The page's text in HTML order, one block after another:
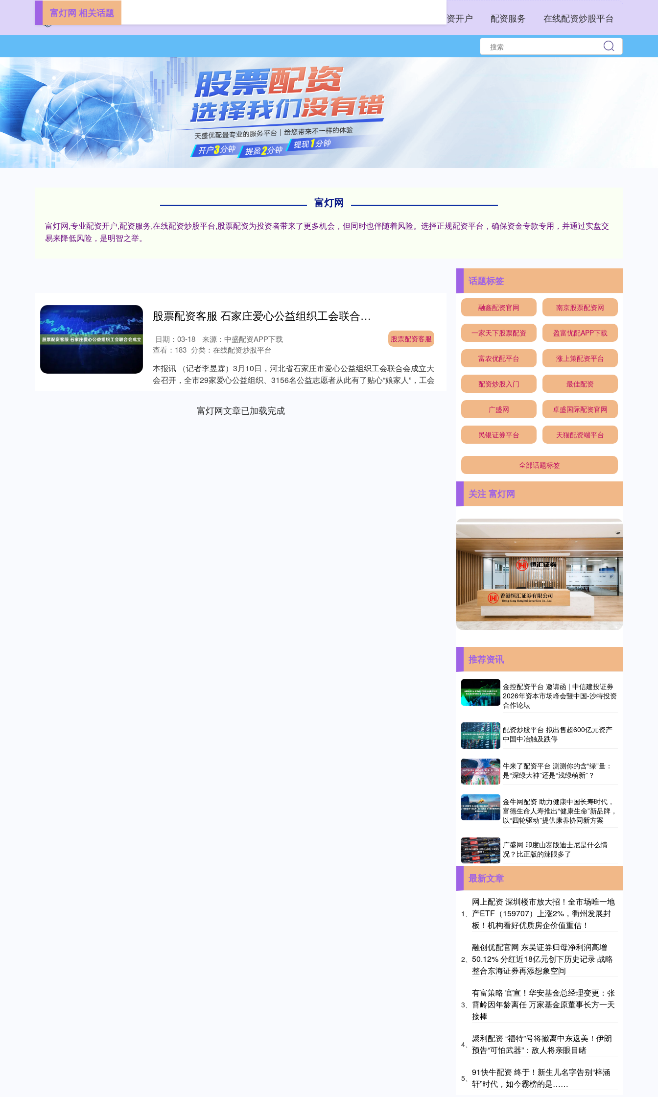
专业配资开户 配资服务 在线配资炒股平台
富灯网
富灯网,专业配资开户,配资服务,在线配资炒股平台,股票配资为投资者带来了更多机会，但同时也伴随着风险。选择正规配资平台，确保资金专款专用，并通过实盘交
易来降低风险，是明智之举。
富灯网 相关话题
股票配资客服 石家庄爱心公益组织工会联合会成立
股票配资客服
日期：03-18
来源：中盛配资APP下载
查看： 183 分类： 在线配资炒股平台
本报讯 （记者李昱霖）3月10日，河北省石家庄市爱心公益组织工会联合会成立大
会召开，全市29家爱心公益组织、3156名公益志愿者从此有了贴心“娘家人”，工会
富灯网文章已加载完成
话题标签
融鑫配资官网 南京股票配资网
一家天下股票配资 盈富忧配APP下载
富农优配平台 涨上策配资平台
配资炒股入门 最佳配资
广盛网 卓盛国际配资官网
民银证券平台 天猫配资端平台
全部话题标签
关注 富灯网
推荐资讯
金控配资平台 邀请函 | 中信建投证券
2026年资本市场峰会暨中国-沙特投资
合作论坛
配资炒股平台 拟出售超600亿元资产
中国中冶触及跌停
牛来了配资平台 测测你的含“绿”量：
是“深绿大神”还是“浅绿萌新”？
金牛网配资 助力健康中国长寿时代，
富德生命人寿推出“健康生命”新品牌，
以“四轮驱动”提供康养协同新方案
广盛网 印度山寨版迪士尼是什么情
况？比正版的辣眼多了
最新文章
1、
网上配资 深圳楼市放大招！全市场唯一地
产ETF（159707）上涨2%，衢州发展封
板！机构看好优质房企价值重估！
2、
融创优配官网 东吴证券归母净利润高增
50.12% 分红近18亿元创下历史记录 战略
整合东海证券再添想象空间
3、
有富策略 官宣！华安基金总经理变更：张
霄岭因年龄离任 万家基金原董事长方一天
接棒
4、
聚利配资 “福特”号将撤离中东返美！伊朗
预告“可怕武器”：敌人将亲眼目睹
5、
91快牛配资 终于！新生儿名字告别“梓涵
轩”时代，如今霸榜的是……